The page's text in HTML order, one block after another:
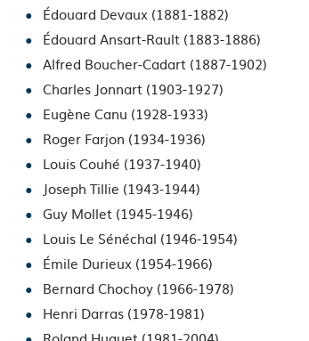
Édouard Devaux (1881-1882)
Édouard Ansart-Rault (1883-1886)
Alfred Boucher-Cadart (1887-1902)
Charles Jonnart (1903-1927)
Eugène Canu (1928-1933)
Roger Farjon (1934-1936)
Louis Couhé (1937-1940)
Joseph Tillie (1943-1944)
Guy Mollet (1945-1946)
Louis Le Sénéchal (1946-1954)
Émile Durieux (1954-1966)
Bernard Chochoy (1966-1978)
Henri Darras (1978-1981)